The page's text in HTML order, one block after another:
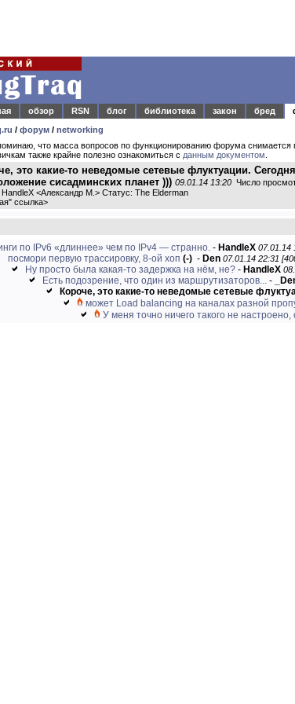
обзор RSN блог библиотека закон бред
/ форум / networking
что масса вопросов по функционированию форума снимается
также крайне полезно ознакомиться с данным документом
это какие-то неведомые сетевые флуктуации.
сисадминских планет ))) 09.01.14 13:20 Число
<Александр М.> Статус: The Elderman
ссылка>
по IPv6 «длиннее» чем по IPv4 — странно. - HandleX 07.01.14
посмори первую трассировку, 8-ой хоп (-) - Den 07.01.14 22:31
Ну просто была какая-то задержка на нём, не? - HandleX
Есть подозрение, что один из маршрутизаторов... -
Короче, это какие-то неведомые сетевые
может Load balancing на каналах разной
У меня точно ничего такого не настроено,